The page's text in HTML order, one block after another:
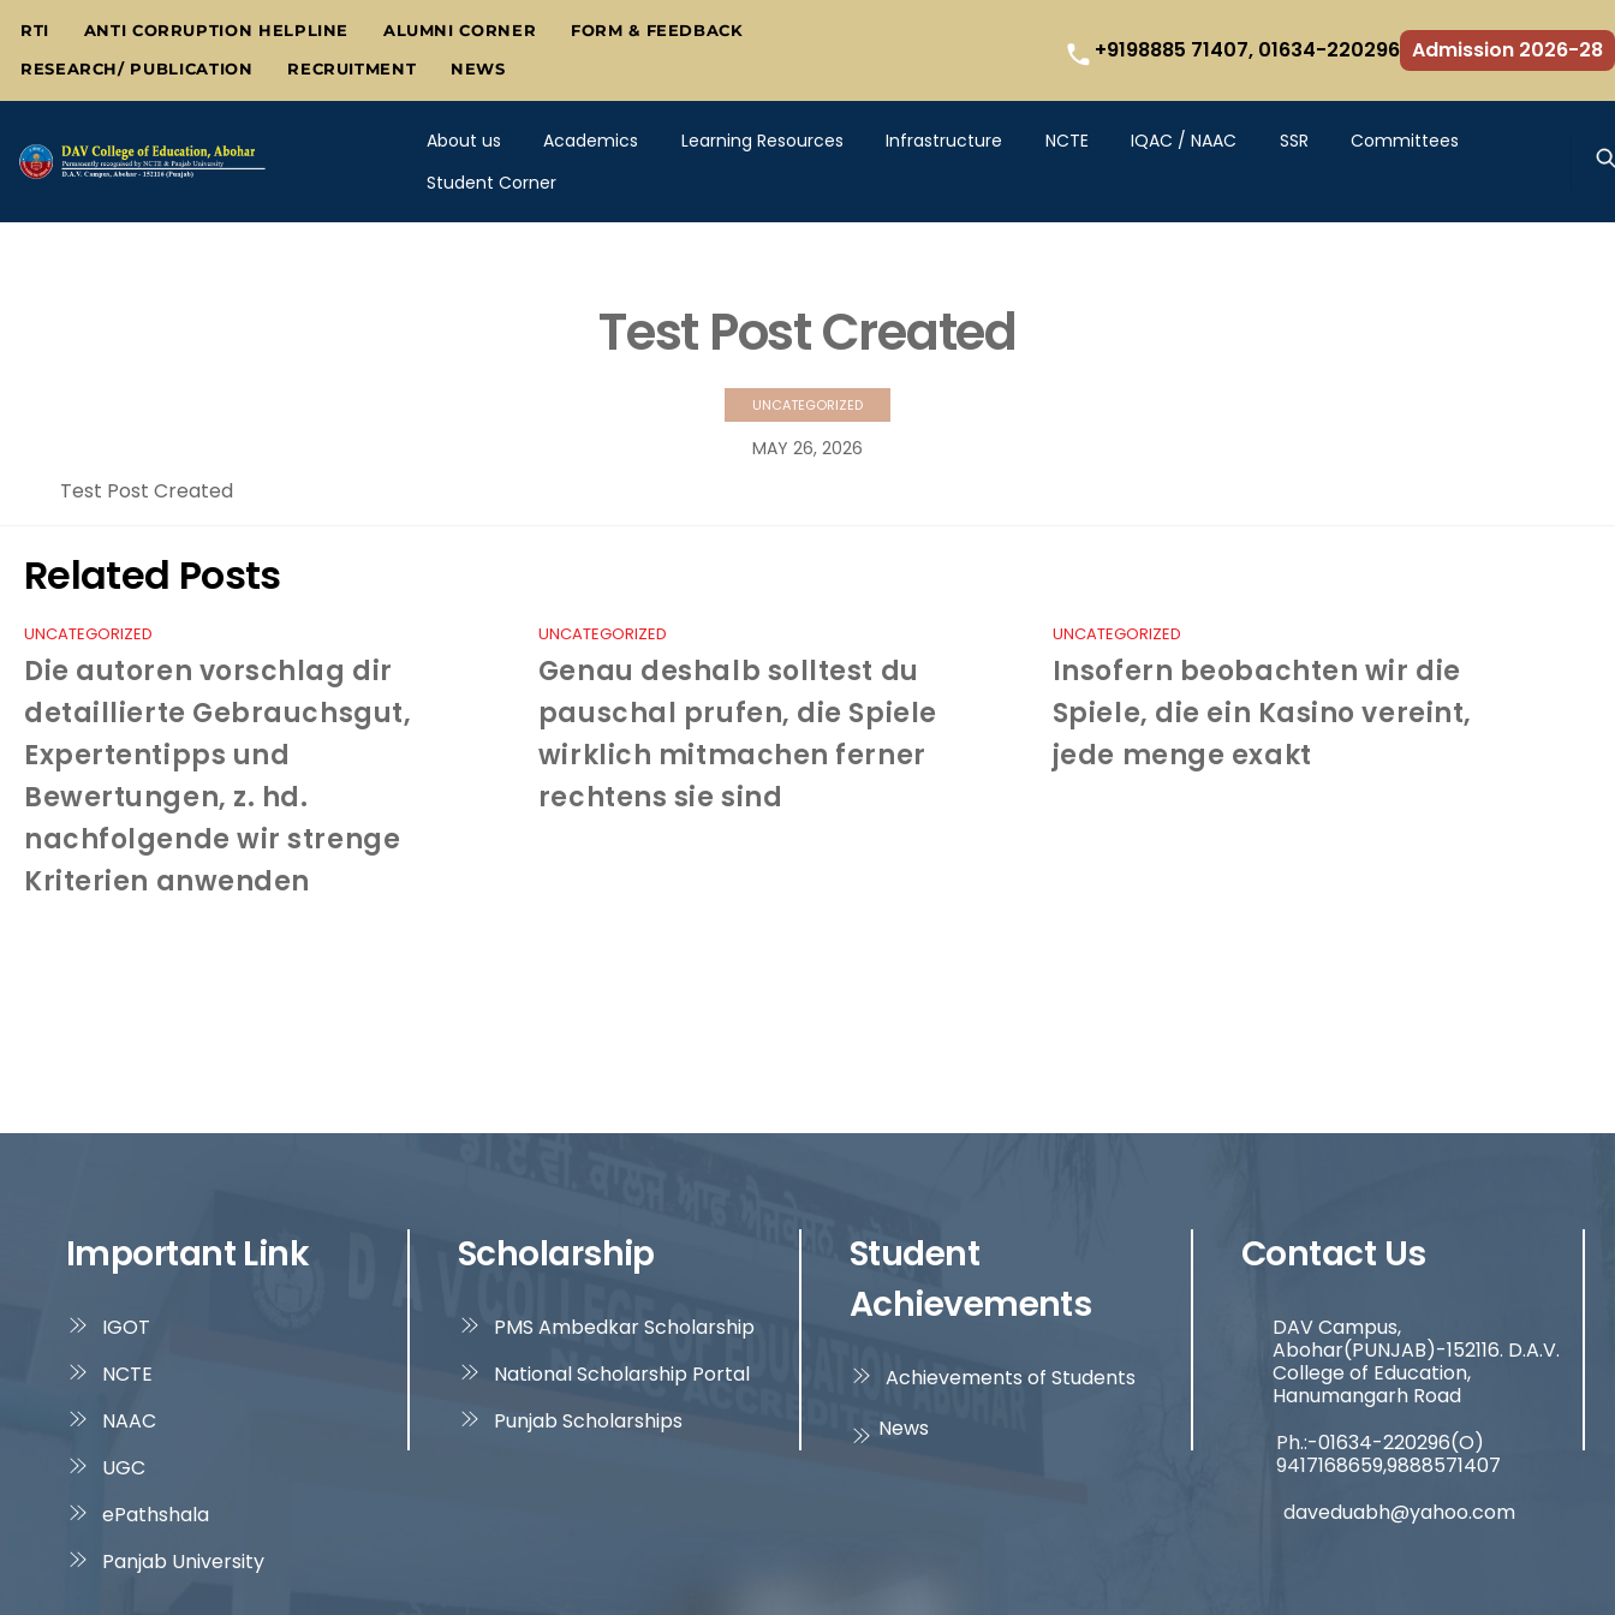
content
RTI ANTI CORRUPTION HELPLINE ALUMNI CORNER FORM & FEEDBACK
RESEARCH/ PUBLICATION RECRUITMENT NEWS
+9198885 71407, 01634-220296 Admission 2026-28
About us Academics Learning Resources Infrastructure NCTE IQAC / NAAC SSR
Committees
Student Corner
Test Post Created
UNCATEGORIZED
MAY 26, 2026
Test Post Created
Related Posts
UNCATEGORIZED
Die autoren vorschlag dir
detaillierte Gebrauchsgut,
Expertentipps und
Bewertungen, z. hd.
nachfolgende wir strenge
Kriterien anwenden
UNCATEGORIZED
Genau deshalb solltest du
pauschal prufen, die Spiele
wirklich mitmachen ferner
rechtens sie sind
UNCATEGORIZED
Insofern beobachten wir die
Spiele, die ein Kasino vereint,
jede menge exakt
Important Link
IGOT
NCTE
NAAC
UGC
ePathshala
Panjab University
Scholarship
PMS Ambedkar Scholarship
National Scholarship Portal
Punjab Scholarships
Student
Achievements
Achievements of Students
News
Contact Us
DAV Campus,
Abohar(PUNJAB)-152116. D.A.V.
College of Education,
Hanumangarh Road
Ph.:-01634-220296(O)
9417168659,9888571407
daveduabh@yahoo.com